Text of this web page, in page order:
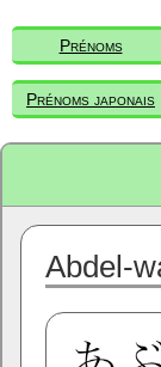
Prénoms
Prénoms japonais
Abdel-